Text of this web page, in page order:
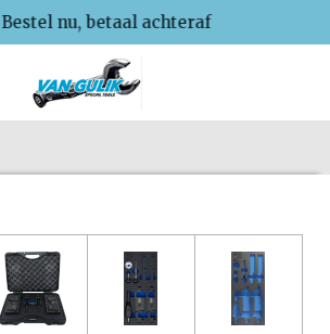
Bestel nu, betaal achteraf